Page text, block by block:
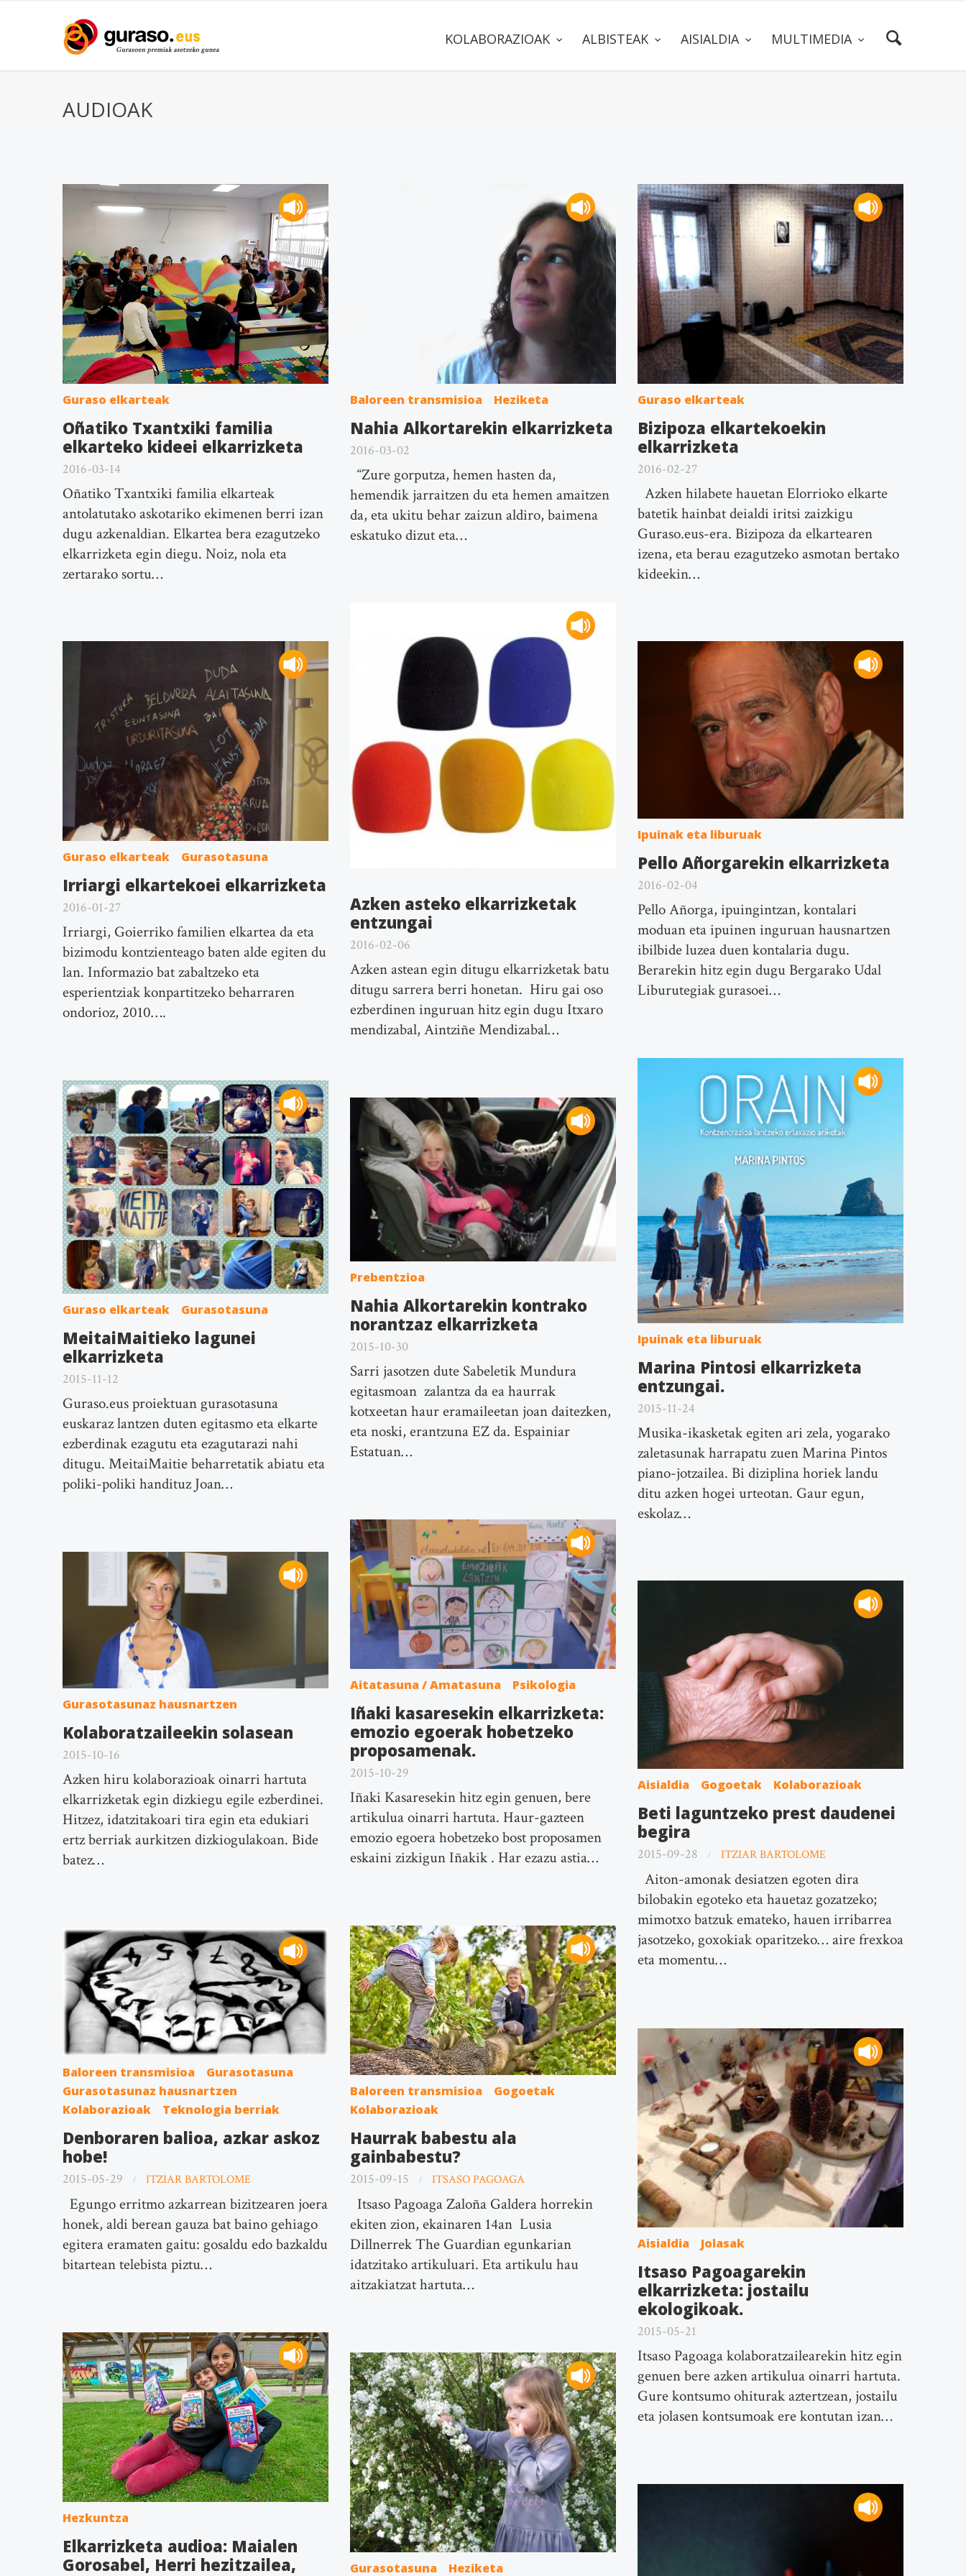
KOLABORAZIOAK ALBISTEAK AISIALDIA MULTIMEDIA
AUDIOAK
Guraso elkarteak
Oñatiko Txantxiki familia
elkarteko kideei elkarrizketa
2016-03-14
Oñatiko Txantxiki familia elkarteak
antolatutako askotariko ekimenen berri izan
dugu azkenaldian. Elkartea bera ezagutzeko
elkarrizketa egin diegu. Noiz, nola eta
zertarako sortu…
Baloreen transmisioa Heziketa
Nahia Alkortarekin elkarrizketa
2016-03-02
“Zure gorputza, hemen hasten da,
hemendik jarraitzen du eta hemen amaitzen
da, eta ukitu behar zaizun aldiro, baimena
eskatuko dizut eta…
Guraso elkarteak
Bizipoza elkartekoekin
elkarrizketa
2016-02-27
Azken hilabete hauetan Elorrioko elkarte
batetik hainbat deialdi iritsi zaizkigu
Guraso.eus-era. Bizipoza da elkartearen
izena, eta berau ezagutzeko asmotan bertako
kideekin…
Azken asteko elkarrizketak
entzungai
2016-02-06
Azken astean egin ditugu elkarrizketak batu
ditugu sarrera berri honetan. Hiru gai oso
ezberdinen inguruan hitz egin dugu Itxaro
mendizabal, Aintziñe Mendizabal…
Ipuinak eta liburuak
Pello Añorgarekin elkarrizketa
2016-02-04
Pello Añorga, ipuingintzan, kontalari
moduan eta ipuinen inguruan hausnartzen
ibilbide luzea duen kontalaria dugu.
Berarekin hitz egin dugu Bergarako Udal
Liburutegiak gurasoei…
Guraso elkarteak Gurasotasuna
Irriargi elkartekoei elkarrizketa
2016-01-27
Irriargi, Goierriko familien elkartea da eta
bizimodu kontzienteago baten alde egiten du
lan. Informazio bat zabaltzeko eta
esperientziak konpartitzeko beharraren
ondorioz, 2010….
Ipuinak eta liburuak
Marina Pintosi elkarrizketa
entzungai.
2015-11-24
Musika-ikasketak egiten ari zela, yogarako
zaletasunak harrapatu zuen Marina Pintos
piano-jotzailea. Bi diziplina horiek landu
ditu azken hogei urteotan. Gaur egun,
eskolaz…
Guraso elkarteak Gurasotasuna
MeitaiMaitieko lagunei
elkarrizketa
2015-11-12
Guraso.eus proiektuan gurasotasuna
euskaraz lantzen duten egitasmo eta elkarte
ezberdinak ezagutu eta ezagutarazi nahi
ditugu. MeitaiMaitie beharretatik abiatu eta
poliki-poliki handituz Joan…
Prebentzioa
Nahia Alkortarekin kontrako
norantzaz elkarrizketa
2015-10-30
Sarri jasotzen dute Sabeletik Mundura
egitasmoan zalantza da ea haurrak
kotxeetan haur eramaileetan joan daitezken,
eta noski, erantzuna EZ da. Espainiar
Estatuan…
Aitatasuna / Amatasuna Psikologia
Iñaki kasaresekin elkarrizketa:
emozio egoerak hobetzeko
proposamenak.
2015-10-29
Iñaki Kasaresekin hitz egin genuen, bere
artikulua oinarri hartuta. Haur-gazteen
emozio egoera hobetzeko bost proposamen
eskaini zizkigun Iñakik . Har ezazu astia…
Gurasotasunaz hausnartzen
Kolaboratzaileekin solasean
2015-10-16
Azken hiru kolaborazioak oinarri hartuta
elkarrizketak egin dizkiegu egile ezberdinei.
Hitzez, idatzitakoari tira egin eta edukiari
ertz berriak aurkitzen dizkiogulakoan. Bide
batez…
Aisialdia Gogoetak Kolaborazioak
Beti laguntzeko prest daudenei
begira
2015-09-28 ITZIAR BARTOLOME
Aiton-amonak desiatzen egoten dira
bilobakin egoteko eta hauetaz gozatzeko;
mimotxo batzuk emateko, hauen irribarrea
jasotzeko, goxokiak oparitzeko… aire frexkoa
eta momentu…
Baloreen transmisioa
Gogoetak
Kolaborazioak
Haurrak babestu ala
gainbabestu?
2015-09-15 ITSASO PAGOAGA
Itsaso Pagoaga Zaloña Galdera horrekin
ekiten zion, ekainaren 14an Lusia
Dillnerrek The Guardian egunkarian
idatzitako artikuluari. Eta artikulu hau
aitzakiatzat hartuta…
Baloreen transmisioa
Gurasotasuna
Gurasotasunaz hausnartzen
Kolaborazioak
Teknologia berriak
Denboraren balioa, azkar askoz
hobe!
2015-05-29 ITZIAR BARTOLOME
Egungo erritmo azkarrean bizitzearen joera
honek, aldi berean gauza bat baino gehiago
egitera eramaten gaitu: gosaldu edo bazkaldu
bitartean telebista piztu…
Aisialdia Jolasak
Itsaso Pagoagarekin
elkarrizketa: jostailu
ekologikoak.
2015-05-21
Itsaso Pagoaga kolaboratzailearekin hitz egin
genuen bere azken artikulua oinarri hartuta.
Gure kontsumo ohiturak aztertzean, jostailu
eta jolasen kontsumoak ere kontutan izan…
Hezkuntza
Elkarrizketa audioa: Maialen
Gorosabel, Herri hezitzailea,
Gurasotasuna Heziketa